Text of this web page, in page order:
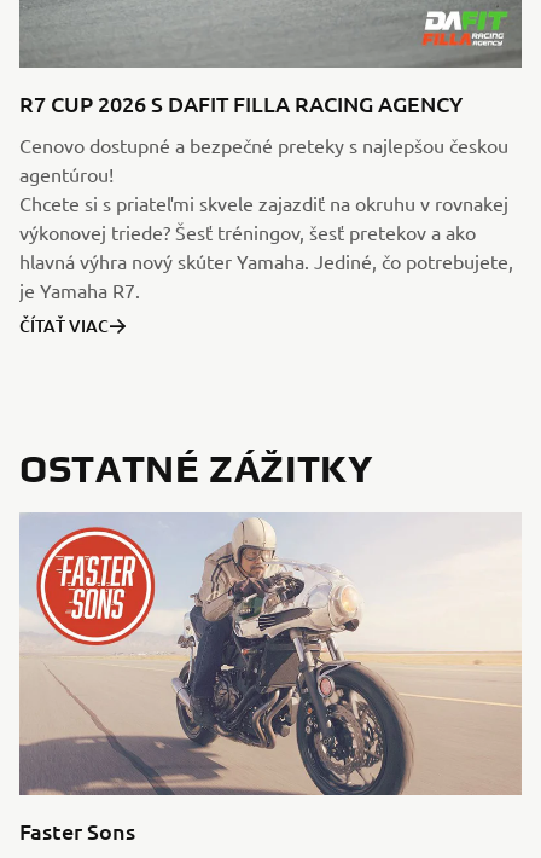
R7 CUP 2026 S DAFIT FILLA RACING AGENCY
Cenovo dostupné a bezpečné preteky s najlepšou českou
agentúrou!
Chcete si s priateľmi skvele zajazdiť na okruhu v rovnakej
výkonovej triede? Šesť tréningov, šesť pretekov a ako
hlavná výhra nový skúter Yamaha. Jediné, čo potrebujete,
je Yamaha R7.
ČÍTAŤ VIAC
OSTATNÉ ZÁŽITKY
Faster Sons